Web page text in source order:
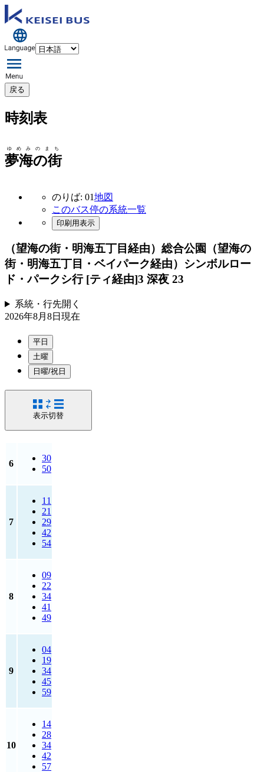
戻る
時刻表
夢海の街
ゆめみのまち
のりば: 01地図
このバス停の系統一覧
印刷用表示
（望海の街・明海五丁目経由）総合公園（望海の
街・明海五丁目・ベイパーク経由）シンボルロー
ド・パークシ行 [ティ経由]3 深夜 23
系統・行先開く
2026年8月8日 現在
平日
土曜
日曜/祝日
表示切替
6
30
50
7
11
21
29
42
54
8
09
22
34
41
49
9
04
19
34
45
59
10
14
28
34
42
57